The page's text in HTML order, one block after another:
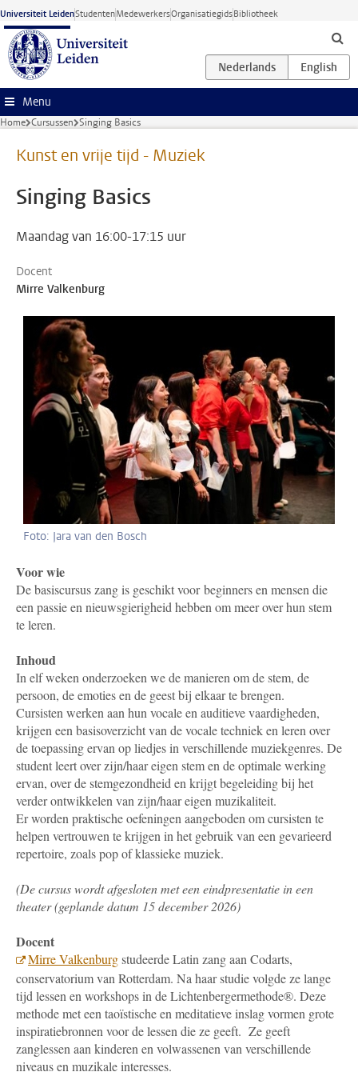
Ga naar hoofdinhoud
Universiteit LeidenStudentenMedewerkersOrganisatiegidsBibliotheek
Menu
Home Cursussen Singing Basics
Kunst en vrije tijd - Muziek
Singing Basics
Maandag van 16:00-17:15 uur
Docent
Mirre Valkenburg
Foto: Jara van den Bosch
Voor wie
De basiscursus zang is geschikt voor beginners en mensen die
een passie en nieuwsgierigheid hebben om meer over hun stem
te leren.
Inhoud
In elf weken onderzoeken we de manieren om de stem, de
persoon, de emoties en de geest bij elkaar te brengen.
Cursisten werken aan hun vocale en auditieve vaardigheden,
krijgen een basisoverzicht van de vocale techniek en leren over
de toepassing ervan op liedjes in verschillende muziekgenres. De
student leert over zijn/haar eigen stem en de optimale werking
ervan, over de stemgezondheid en krijgt begeleiding bij het
verder ontwikkelen van zijn/haar eigen muzikaliteit.
Er worden praktische oefeningen aangeboden om cursisten te
helpen vertrouwen te krijgen in het gebruik van een gevarieerd
repertoire, zoals pop of klassieke muziek.
(De cursus wordt afgesloten met een eindpresentatie in een
theater (geplande datum 15 december 2026)
Docent
Mirre Valkenburgstudeerde Latin zang aan Codarts,
conservatorium van Rotterdam. Na haar studie volgde ze lange
tijd lessen en workshops in de Lichtenbergermethode®. Deze
methode met een taoïstische en meditatieve inslag vormen grote
inspiratiebronnen voor de lessen die ze geeft. Ze geeft
zanglessen aan kinderen en volwassenen van verschillende
niveaus en muzikale interesses.